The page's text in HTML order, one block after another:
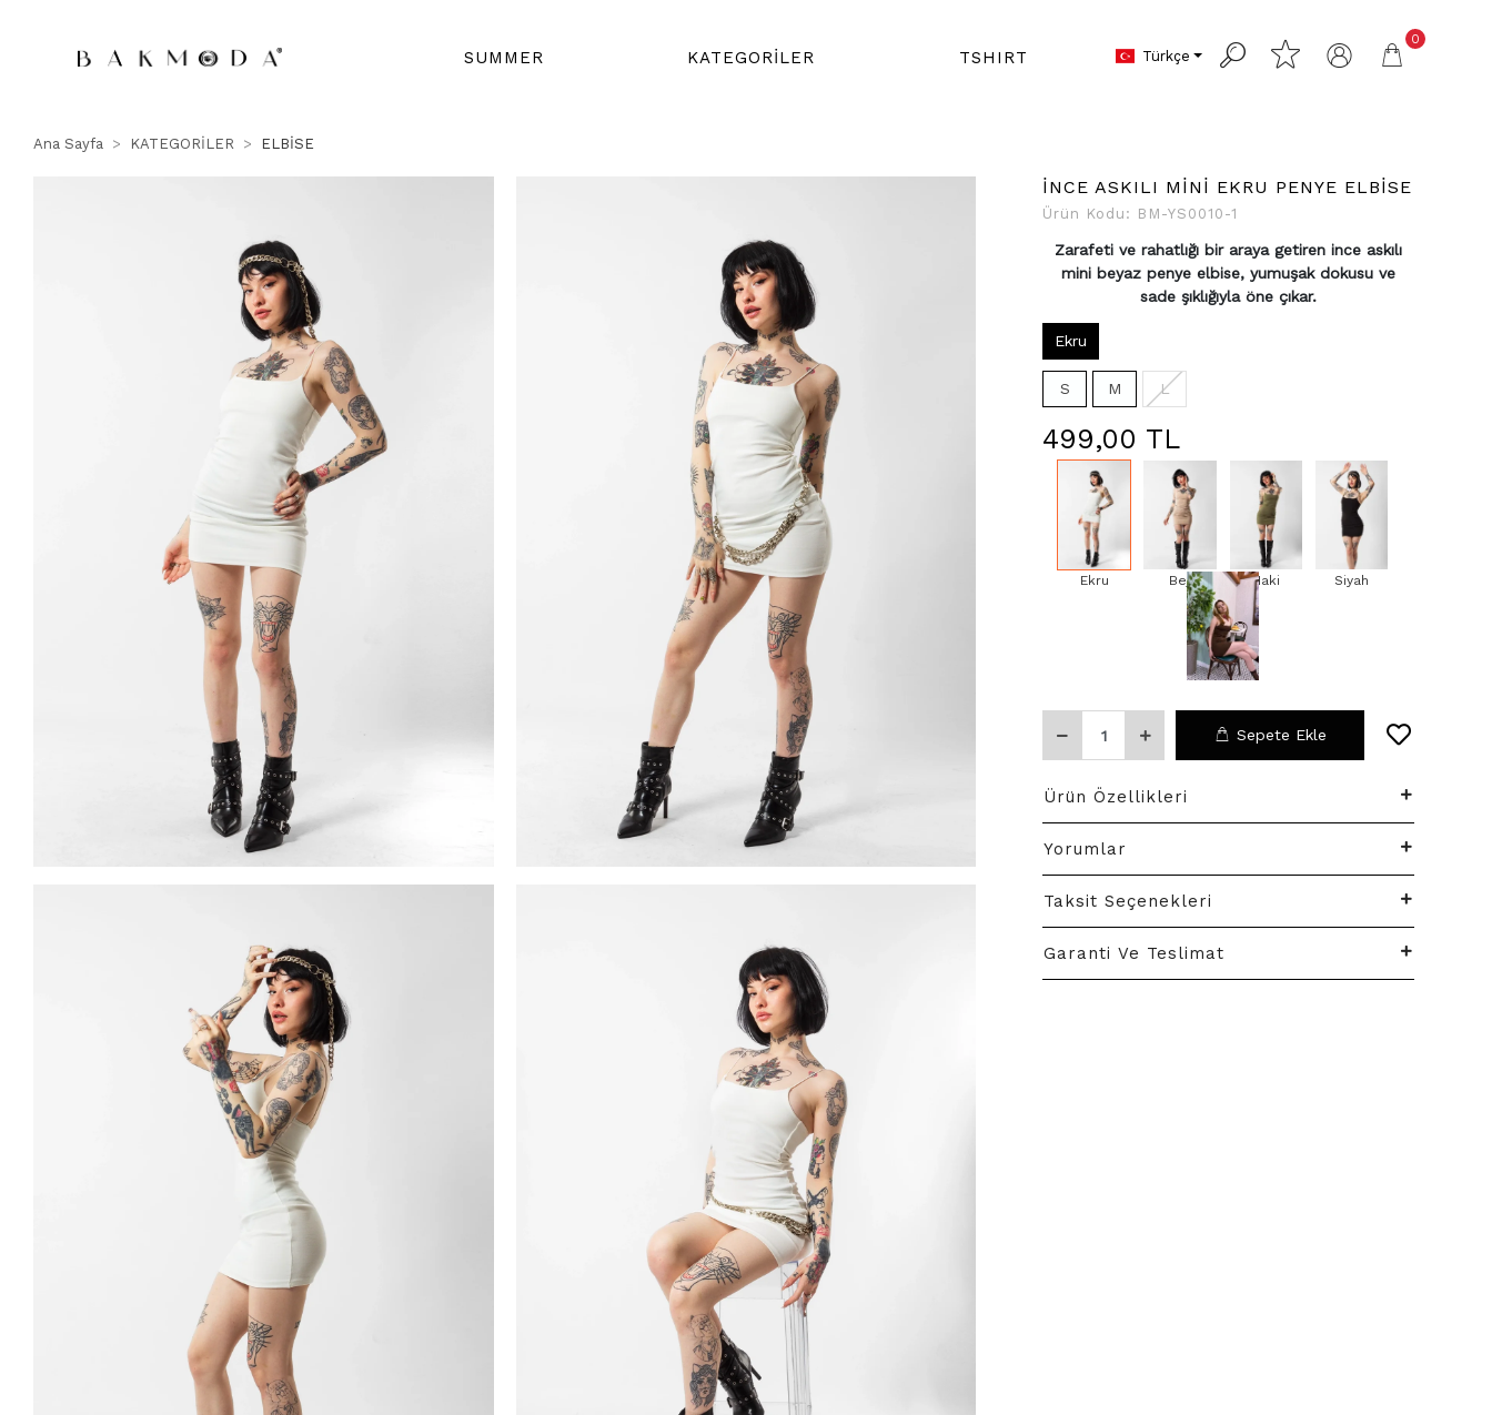
SUMMER KATEGORİLER TSHIRT Türkçe
0
Ana Sayfa KATEGORİLER ELBİSE
İNCE ASKILI MİNİ EKRU PENYE ELBİSE
Ürün Kodu: BM-YS0010-1
Zarafeti ve rahatlığı bir araya getiren ince askılı
mini beyaz penye elbise, yumuşak dokusu ve
sade şıklığıyla öne çıkar.
Ekru
S M L
499,00 TL
Ekru Bej Haki Siyah
Sepete Ekle
Ürün Özellikleri
Yorumlar
Taksit Seçenekleri
Garanti Ve Teslimat